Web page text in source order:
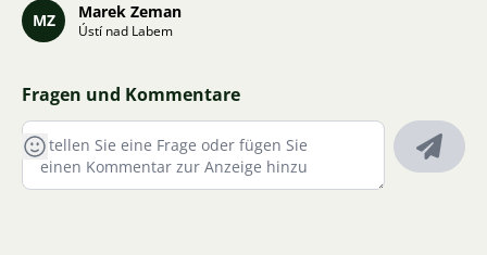
MZ Marek Zeman
Ústí nad Labem
Fragen und Kommentare